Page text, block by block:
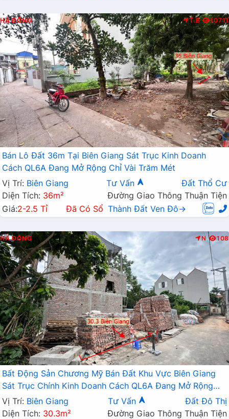
HÀ ĐÔNG T.B 10711
Bán Lô Đất 36m Tại Biên Giang Sát Trục Kinh Doanh
Cách QL6A Đang Mở Rộng Chỉ Vài Trăm Mét
Vị Trí: Biên Giang Tư Vấn
Đất Thổ Cư
Diện Tích: 36m²
Đường Giao Thông Thuận Tiện
Giá:2-2.5 Tỉ Đã Có Sổ Thành Đất Ven Đô→
HÀ ĐÔNG N 108
Bất Động Sản Chương Mỹ Bán Đất Khu Vực Biên Giang
Sát Trục Chính Kinh Doanh Cách QL6A Đang Mở Rộng
Chỉ Vài Trăm Mét
Vị Trí: Biên Giang Tư Vấn
Đất Đô Thị
Diện Tích: 30.3m² Đường Giao Thông Thuận Tiện